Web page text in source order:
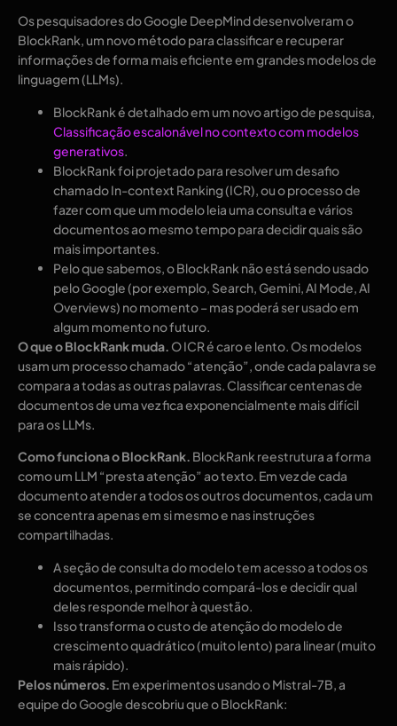
Os pesquisadores do Google DeepMind desenvolveram o
BlockRank, um novo método para classificar e recuperar
informações de forma mais eficiente em grandes modelos de
linguagem (LLMs).
BlockRank é detalhado em um novo artigo de pesquisa,
Classificação escalonável no contexto com modelos
generativos.
BlockRank foi projetado para resolver um desafio
chamado In-context Ranking (ICR), ou o processo de
fazer com que um modelo leia uma consulta e vários
documentos ao mesmo tempo para decidir quais são
mais importantes.
Pelo que sabemos, o BlockRank não está sendo usado
pelo Google (por exemplo, Search, Gemini, AI Mode, AI
Overviews) no momento – mas poderá ser usado em
algum momento no futuro.
O que o BlockRank muda. O ICR é caro e lento. Os modelos
usam um processo chamado “atenção”, onde cada palavra se
compara a todas as outras palavras. Classificar centenas de
documentos de uma vez fica exponencialmente mais difícil
para os LLMs.
Como funciona o BlockRank. BlockRank reestrutura a forma
como um LLM “presta atenção” ao texto. Em vez de cada
documento atender a todos os outros documentos, cada um
se concentra apenas em si mesmo e nas instruções
compartilhadas.
A seção de consulta do modelo tem acesso a todos os
documentos, permitindo compará-los e decidir qual
deles responde melhor à questão.
Isso transforma o custo de atenção do modelo de
crescimento quadrático (muito lento) para linear (muito
mais rápido).
Pelos números. Em experimentos usando o Mistral-7B, a
equipe do Google descobriu que o BlockRank: